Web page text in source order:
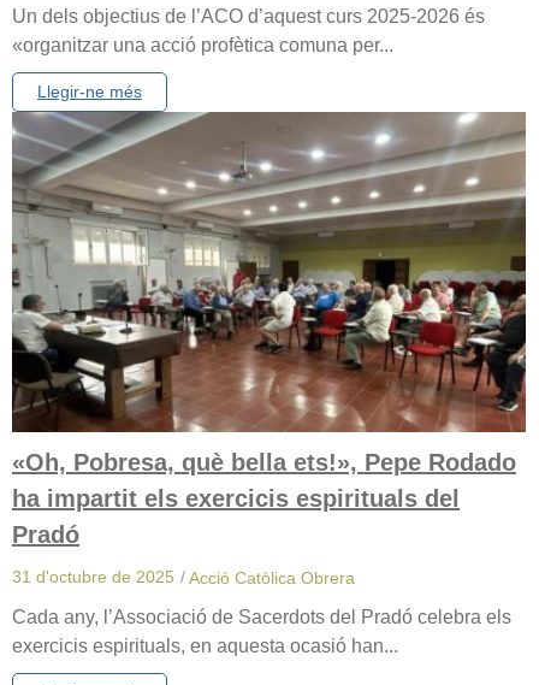
Un dels objectius de l’ACO d’aquest curs 2025-2026 és
«organitzar una acció profètica comuna per...
Llegir-ne més
«Oh, Pobresa, què bella ets!», Pepe Rodado
ha impartit els exercicis espirituals del
Pradó
31 d'octubre de 2025 /Acció Catòlica Obrera
Cada any, l’Associació de Sacerdots del Pradó celebra els
exercicis espirituals, en aquesta ocasió han...